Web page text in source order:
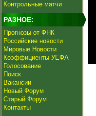
Контрольные матчи
РАЗНОЕ:
Прогнозы от ФНК
Российские новости
Мировые Новости
Коэффициенты УЕФА
Голосование
Поиск
Вакансии
Новый Форум
Старый Форум
Контакты